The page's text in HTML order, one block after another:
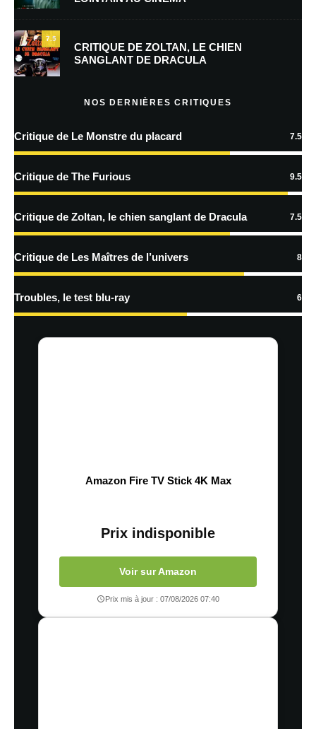
mon prochain commentaire.
Prévenez-moi de tous les nouveaux commentaires par e-mail.
Prévenez-moi de tous les nouveaux articles par e-mail.
En savoir
traitées
7.5
CRITIQUE DE ZOLTAN, LE CHIEN
SANGLANT DE DRACULA
NOS DERNIÈRES CRITIQUES
Critique de Le Monstre du placard 7.5
Critique de The Furious 9.5
Critique de Zoltan, le chien sanglant de Dracula 7.5
Critique de Les Maîtres de l’univers 8
Troubles, le test blu-ray 6
Amazon Fire TV Stick 4K Max
Prix indisponible
Voir sur Amazon
Prix mis à jour : 07/08/2026 07:40